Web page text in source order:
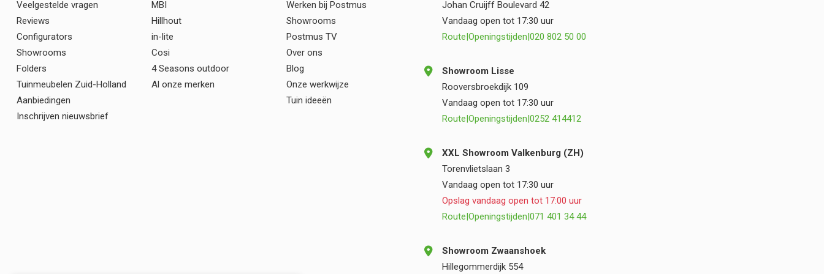
plezier terug op de samenwerking en kunnen
Veelgestelde vragen
Reviews
Configurators
Showrooms
Folders
Tuinmeubelen Zuid-Holland
Aanbiedingen
Inschrijven nieuwsbrief
MBI
Hillhout
in-lite
Cosi
4 Seasons outdoor
Al onze merken
Werken bij Postmus
Showrooms
Postmus TV
Over ons
Blog
Onze werkwijze
Tuin ideeën
Johan Cruijff Boulevard 42
Vandaag open tot 17:30 uur
Route|Openingstijden|020 802 50 00
Showroom Lisse
Rooversbroekdijk 109
Vandaag open tot 17:30 uur
Route|Openingstijden|0252 414412
XXL Showroom Valkenburg (ZH)
Torenvlietslaan 3
Vandaag open tot 17:30 uur
Opslag vandaag open tot 17:00 uur
Route|Openingstijden|071 401 34 44
Showroom Zwaanshoek
Hillegommerdijk 554